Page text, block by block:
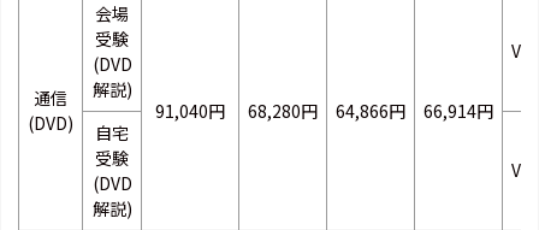
通信
(DVD)
会場
受験
(DVD
解説)
91,040円
68,280円 64,866円 66,914円
自宅
受験
(DVD
解説)